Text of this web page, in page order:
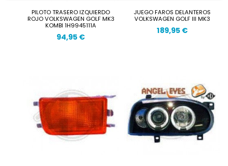
PILOTO TRASERO IZQUIERDO
ROJO VOLKSWAGEN GOLF MK3
KOMBI 1H9945111A
94,95 €
JUEGO FAROS DELANTEROS
VOLKSWAGEN GOLF III MK3
189,95 €